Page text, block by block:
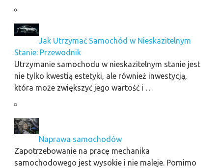
Jak Utrzymać Samochód w Nieskazitelnym
Stanie: Przewodnik
Utrzymanie samochodu w nieskazitelnym stanie jest
nie tylko kwestią estetyki, ale również inwestycją,
która może zwiększyć jego wartość i …
Naprawa samochodów
Zapotrzebowanie na pracę mechanika
samochodowego jest wysokie i nie maleje. Pomimo